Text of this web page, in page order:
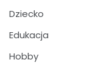
Dziecko
Edukacja
Hobby